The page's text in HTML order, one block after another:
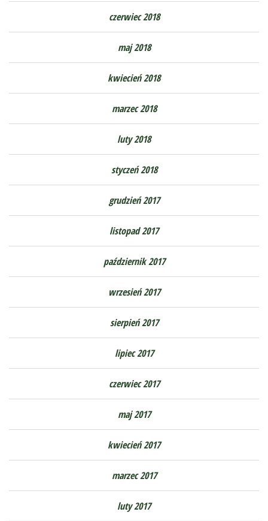
czerwiec 2018
maj 2018
kwiecień 2018
marzec 2018
luty 2018
styczeń 2018
grudzień 2017
listopad 2017
październik 2017
wrzesień 2017
sierpień 2017
lipiec 2017
czerwiec 2017
maj 2017
kwiecień 2017
marzec 2017
luty 2017